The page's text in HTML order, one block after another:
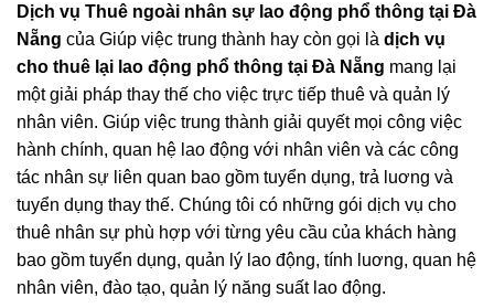
Dịch vụ Thuê ngoài nhân sự lao động phổ thông tại Đà
Nẵng của Giúp việc trung thành hay còn gọi là dịch vụ
cho thuê lại lao động phổ thông tại Đà Nẵng mang lại
một giải pháp thay thế cho việc trực tiếp thuê và quản lý
nhân viên. Giúp việc trung thành giải quyết mọi công việc
hành chính, quan hệ lao động với nhân viên và các công
tác nhân sự liên quan bao gồm tuyển dụng, trả luơng và
tuyển dụng thay thế. Chúng tôi có những gói dịch vụ cho
thuê nhân sự phù hợp với từng yêu cầu của khách hàng
bao gồm tuyển dụng, quản lý lao động, tính luơng, quan hệ
nhân viên, đào tạo, quản lý năng suất lao động.